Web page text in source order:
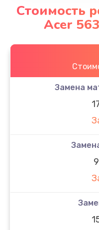
Стоимость
Acer
Замена